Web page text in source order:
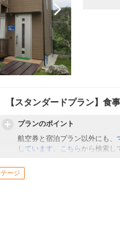
【スタンダードプラン】食
プランのポイント
航空券と宿泊プラン以外にも、
しています。こちら から検索し
ージ